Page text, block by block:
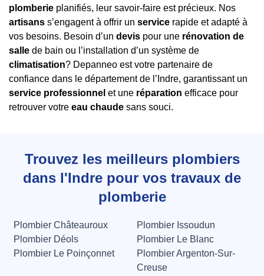
plomberie planifiés, leur savoir-faire est précieux. Nos
artisans s’engagent à offrir un service rapide et adapté à
vos besoins. Besoin d’un devis pour une rénovation de
salle de bain ou l’installation d’un système de
climatisation? Depanneo est votre partenaire de
confiance dans le département de l’Indre, garantissant un
service professionnel et une réparation efficace pour
retrouver votre eau chaude sans souci.
Trouvez les meilleurs plombiers
dans l'Indre pour vos travaux de
plomberie
Plombier Châteauroux
Plombier Issoudun
Plombier Déols
Plombier Le Blanc
Plombier Le Poinçonnet
Plombier Argenton-Sur-
Creuse